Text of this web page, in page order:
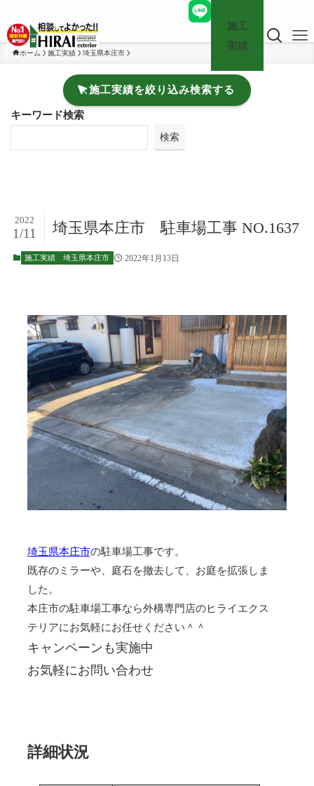
施工
実績
ホーム 施工実績 埼玉県本庄市
施工実績を絞り込み検索する
キーワード検索
検索
埼玉県本庄市 駐車場工事 NO.1637
2022
1/11
施工実績 埼玉県本庄市 2022年1月13日
埼玉県本庄市の駐車場工事です。
既存のミラーや、庭石を撤去して、お庭を拡張しま
した。
本庄市の駐車場工事なら外構専門店のヒライエクス
テリアにお気軽にお任せください＾＾
キャンペーンも実施中
お気軽にお問い合わせ
詳細状況